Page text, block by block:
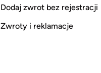
Dodaj zwrot bez rejestracji
Zwroty i reklamacje